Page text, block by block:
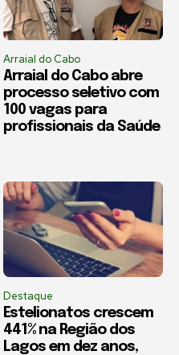
Arraial do Cabo
Arraial do Cabo abre
processo seletivo com
100 vagas para
profissionais da Saúde
Destaque
Estelionatos crescem
441% na Região dos
Lagos em dez anos,